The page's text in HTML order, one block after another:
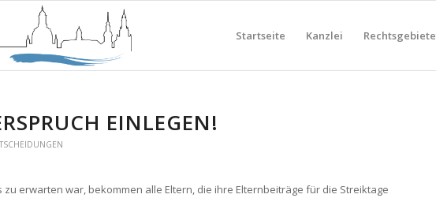
Startseite Kanzlei Rechtsgebiete
EINLEGEN!
zu erwarten war, bekommen alle Eltern, die ihre Elternbeiträge für die Streiktage